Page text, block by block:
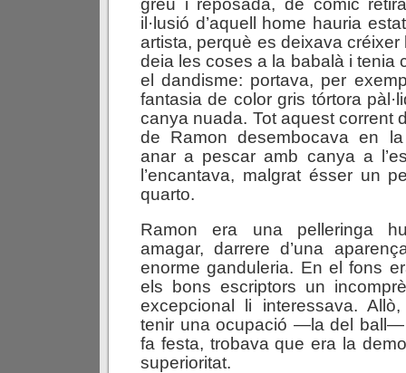
greu i reposada, de còmic
il·lusió d’aquell home hauria
artista, perquè es deixava créixer
deia les coses a la babalà i tenia
el dandisme: portava, per
fantasia de color gris tórtora
canya nuada. Tot aquest corrent
de Ramon desembocava en
anar a pescar amb canya a
l’encantava, malgrat ésser un
quarto.
Ramon era una pelleringa
amagar, darrere d’una
enorme ganduleria. En el fons
els bons escriptors un
excepcional li interessava.
tenir una ocupació —la del ball—
fa festa, trobava que era la
superioritat.